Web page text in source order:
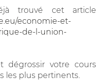
trouvé cet article
economie-et-
de-l-union-
dégrossir votre cours
les plus pertinents.